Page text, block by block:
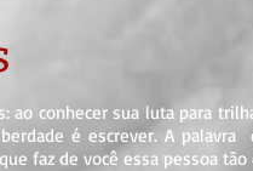
ao conhecer sua luta para
é escrever. A
faz de você essa pessoa tão